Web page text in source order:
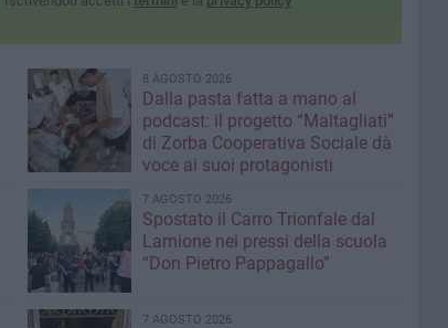
8 AGOSTO 2026
Dalla pasta fatta a mano al
podcast: il progetto “Maltagliati”
di Zorba Cooperativa Sociale dà
voce ai suoi protagonisti
7 AGOSTO 2026
Spostato il Carro Trionfale dal
Lamione nei pressi della scuola
“Don Pietro Pappagallo”
7 AGOSTO 2026